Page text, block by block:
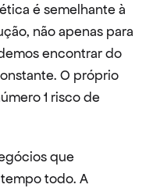
é semelhante à
não apenas para
encontrar do
O próprio
1 risco de
que
todo. A